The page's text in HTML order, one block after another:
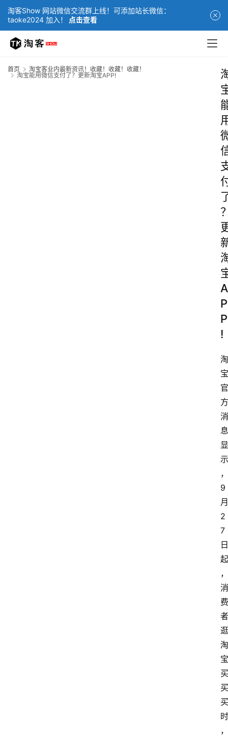
淘客Show 网站微信交流群上线！可添加站长微信：
taoke2024 加入！
点击查看
首页
淘宝客业内最新资讯！收藏！收藏！收藏！
淘宝能用微信支付了？更新淘宝APP!
A
P
P
!
淘
宝
官
方
消
息
显
示
，
9
月
2
7
日
起
，
消
费
者
逛
淘
宝
买
买
买
时
，